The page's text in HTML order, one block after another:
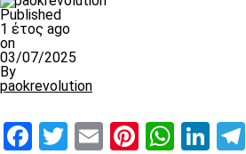
Published
1 έτος ago
on
03/07/2025
By
paokrevolution
Facebook
Twitter
EmailPinterest